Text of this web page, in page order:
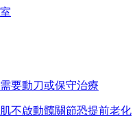
要動刀或保守治療
不啟動髖關節恐提前老化